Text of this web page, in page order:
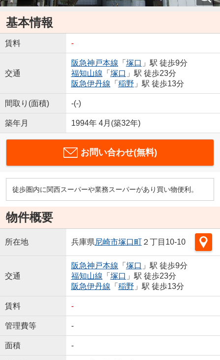
基本情報
賃料 -
交通
阪急神戸本線 「 塚口 」駅 徒歩9分
福知山線 「 塚口 」駅 徒歩23分
阪急伊丹線 「 稲野 」駅 徒歩13分
間取り(面積) -(-)
築年月 1994年 4月(築32年)
お問い合わせ(無料)
徒歩圏内に関西スーパーや業務スーパーがあり買い物便利。
物件概要
所在地 兵庫県尼崎市塚口町２丁目10-10
交通
阪急神戸本線 「 塚口 」駅 徒歩9分
福知山線 「 塚口 」駅 徒歩23分
阪急伊丹線 「 稲野 」駅 徒歩13分
賃料 -
管理費等 -
面積 -